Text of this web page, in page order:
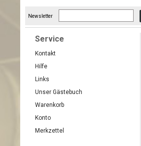
Newsletter
Service
Kontakt
Hilfe
Links
Unser Gästebuch
Warenkorb
Konto
Merkzettel